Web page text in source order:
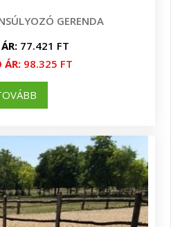
GERENDA
77.421 FT
ÁR: 98.325 FT